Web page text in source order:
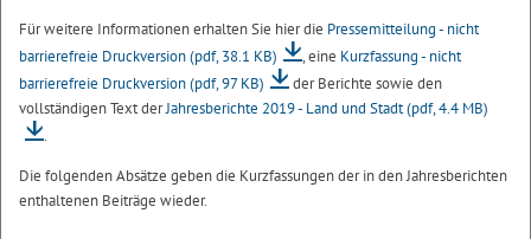
Für weitere Informationen erhalten Sie hier die Pressemitteilung - nicht
barrierefreie Druckversion(pdf, 38.1 KB) , eine Kurzfassung - nicht
barrierefreie Druckversion(pdf, 97 KB)
der Berichte sowie den
vollständigen Text derJahresberichte 2019 - Land und Stadt(pdf, 4.4 MB)
.
Die folgenden Absätze geben die Kurzfassungen der in den Jahresberichten
enthaltenen Beiträge wieder.